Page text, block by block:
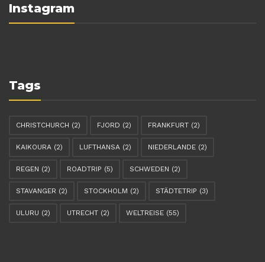
Instagram
Tags
CHRISTCHURCH (2) FJORD (2) FRANKFURT (2)
KAIKOURA (2) LUFTHANSA (2) NIEDERLANDE (2)
REGEN (2) ROADTRIP (5) SCHWEDEN (2)
STAVANGER (2) STOCKHOLM (2) STÄDTETRIP (3)
ULURU (2) UTRECHT (2) WELTREISE (55)